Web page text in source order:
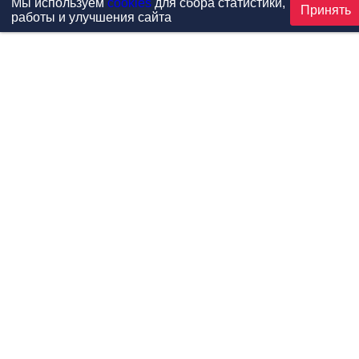
Мы используем cookiesдля сбора статистики,
работы и улучшения сайта
Принять